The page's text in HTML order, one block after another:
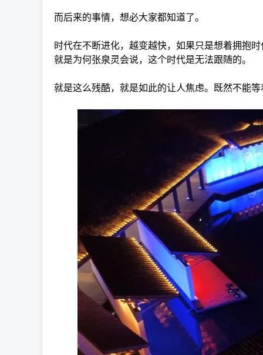
而后来的事情，想必大家都知道了。
时代在不断进化，越变越快，如果只是想着拥抱
就是为何张泉灵会说，这个时代是无法跟随的。
就是这么残酷，就是如此的让人焦虑。既然不能